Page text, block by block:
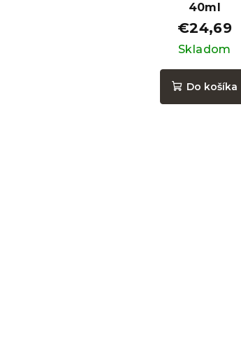
40ml
€24,69
Skladom
Do košíka